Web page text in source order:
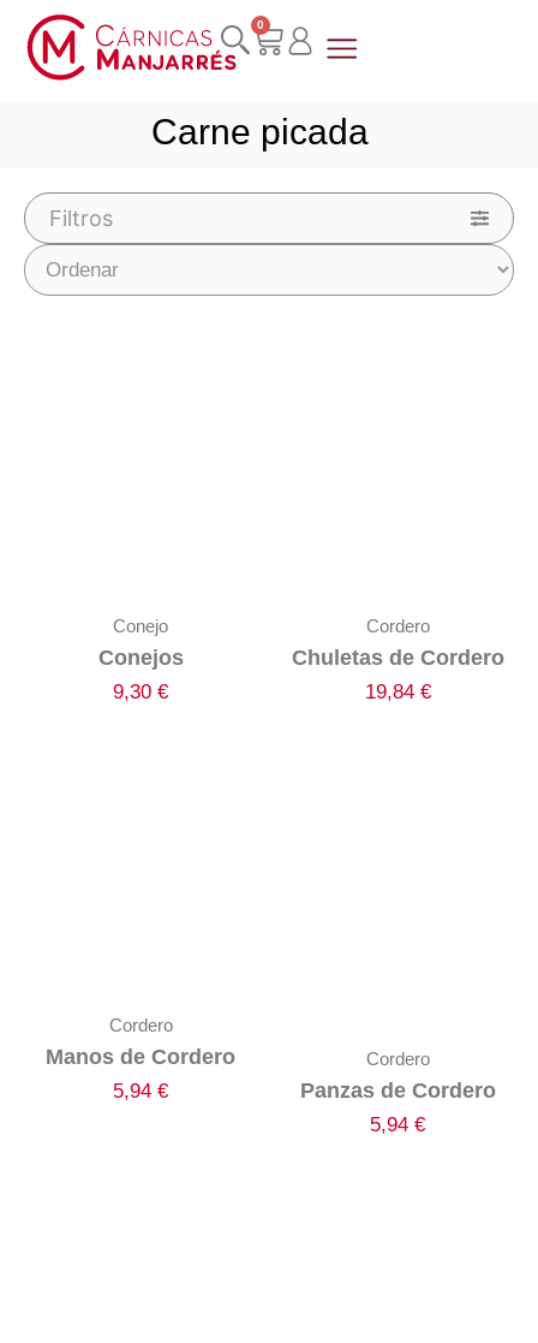
0
Carne picada
Filtros
Conejo
Conejos
9,30 €
Cordero
Chuletas de Cordero
19,84 €
Cordero
Manos de Cordero
5,94 €
Cordero
Panzas de Cordero
5,94 €